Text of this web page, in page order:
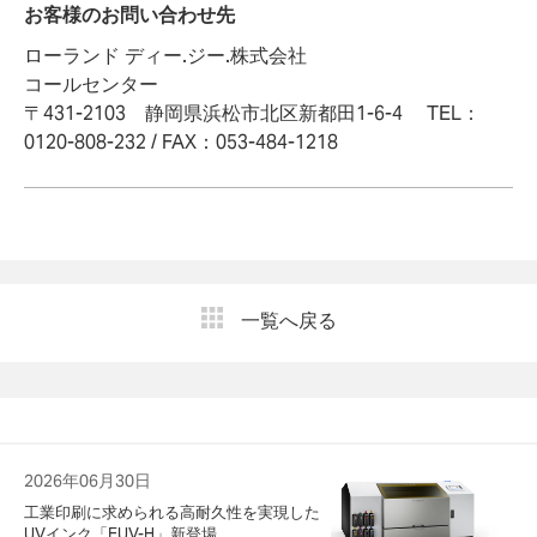
お客様のお問い合わせ先
ローランド ディー.ジー.株式会社
コールセンター
〒431-2103 静岡県浜松市北区新都田1-6-4 TEL：
0120-808-232 / FAX：053-484-1218
一覧へ戻る
2026年06月30日
工業印刷に求められる高耐久性を実現した